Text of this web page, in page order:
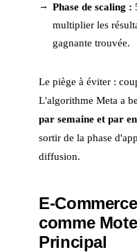
Phase de scaling :
multiplier les
gagnante trouvée.
Le piège à éviter :
L'algorithme Meta a
par semaine et par
sortir de la phase
diffusion.
E-
comme
Principal